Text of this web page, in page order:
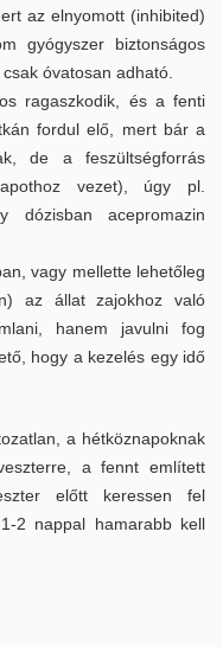
az elnyomott (inhibited)
gyógyszer biztonságos
óvatosan adható.
ragaszkodik, és a fenti
fordul elő, mert bár a
de a feszültségforrás
vezet), úgy pl.
dózisban acepromazin
vagy mellette lehetőleg
az állat zajokhoz való
hanem javulni fog
hogy a kezelés egy idő
a hétköznapoknak
a fennt említett
előtt keressen fel
2 nappal hamarabb kell